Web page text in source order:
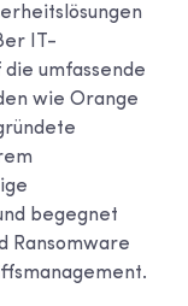
IT-
umfassende
wie Orange
begegnet
Ransomware